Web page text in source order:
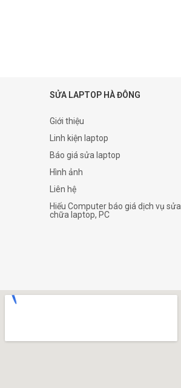
SỬA LAPTOP HÀ ĐÔNG
Giới thiệu
Linh kiện laptop
Báo giá sửa laptop
Hình ảnh
Liên hệ
Hiếu Computer báo giá dịch vụ sửa
chữa laptop, PC